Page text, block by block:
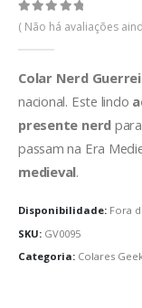
0 de 5
( Não há avaliações
Colar Nerd
nacional. Este lindo
presente nerd
passam na Era
medieval.
Disponibilidade: Fora
SKU: GV0095
Categoria: Colares